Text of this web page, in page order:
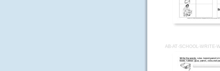
AB-AT-SCHOOL-WRITE-